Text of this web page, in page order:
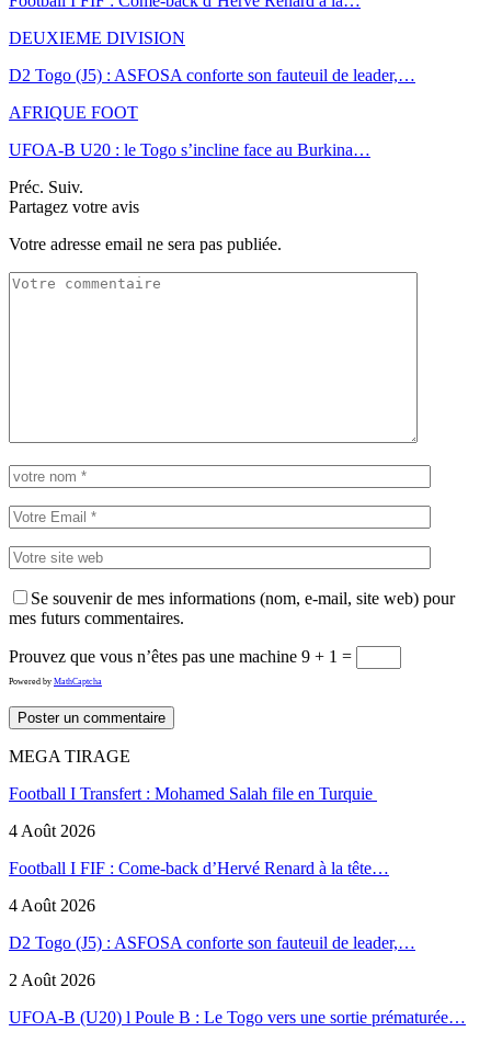
DEUXIEME DIVISION
D2 Togo (J5) : ASFOSA conforte son fauteuil de leader,…
AFRIQUE FOOT
UFOA-B U20 : le Togo s’incline face au Burkina…
Préc. Suiv.
Partagez votre avis
Votre adresse email ne sera pas publiée.
Se souvenir de mes informations (nom, e-mail, site web) pour
mes futurs commentaires.
Prouvez que vous n’êtes pas une machine 9 + 1 =
Powered by MathCaptcha
MEGA TIRAGE
Football I Transfert : Mohamed Salah file en Turquie
4 Août 2026
Football I FIF : Come-back d’Hervé Renard à la tête…
4 Août 2026
D2 Togo (J5) : ASFOSA conforte son fauteuil de leader,…
2 Août 2026
UFOA-B (U20) l Poule B : Le Togo vers une sortie prématurée…